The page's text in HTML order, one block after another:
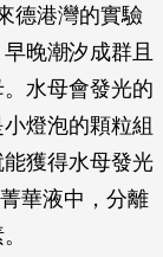
德港灣的實驗
晚潮汐成群且
水母會發光的
燈泡的顆粒組
獲得水母發光
華液中，分離